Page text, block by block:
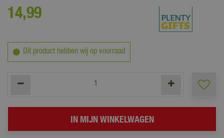
14,99
Dit product hebben wij op voorraad